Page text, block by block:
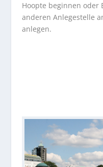
Hoopte beginnen oder
anderen Anlegestelle
anlegen.